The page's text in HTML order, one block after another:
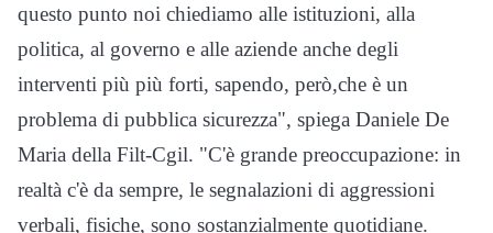
questo punto noi chiediamo alle istituzioni, alla
politica, al governo e alle aziende anche degli
interventi più più forti, sapendo, però,che è un
problema di pubblica sicurezza", spiega Daniele De
Maria della Filt-Cgil. "C'è grande preoccupazione: in
realtà c'è da sempre, le segnalazioni di aggressioni
verbali, fisiche, sono sostanzialmente quotidiane.